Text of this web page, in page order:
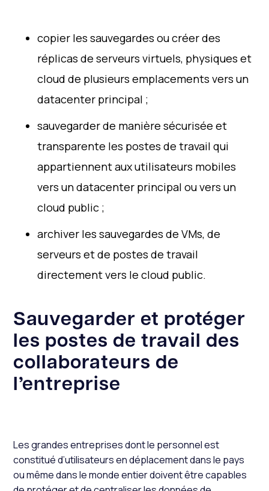
copier les sauvegardes ou créer des
réplicas de serveurs virtuels, physiques et
cloud de plusieurs emplacements vers un
datacenter principal ;
sauvegarder de manière sécurisée et
transparente les postes de travail qui
appartiennent aux utilisateurs mobiles
vers un datacenter principal ou vers un
cloud public ;
archiver les sauvegardes de VMs, de
serveurs et de postes de travail
directement vers le cloud public.
Sauvegarder et protéger
les postes de travail des
collaborateurs de
l’entreprise
Les grandes entreprises dont le personnel est
constitué d’utilisateurs en déplacement dans le pays
ou même dans le monde entier doivent être capables